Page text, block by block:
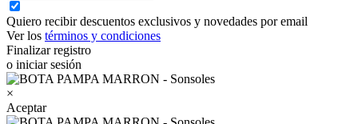
Quiero recibir descuentos exclusivos y novedades por email
Ver los términos y condiciones
Finalizar registro
o iniciar sesión
×
Aceptar